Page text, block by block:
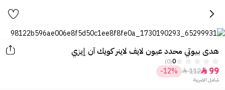
هدى بيوتي محدد عيون لايف لاينر كويك آن إيزي
0
(0)
99

112

-12%
شامل الضريبة